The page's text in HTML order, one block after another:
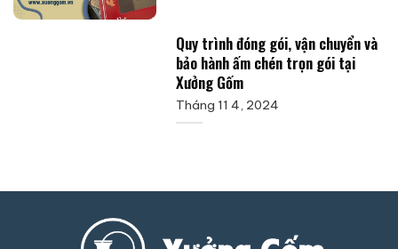
Quy trình đóng gói, vận chuyển và
bảo hành ấm chén trọn gói tại
Xưởng Gốm
Tháng 11 4, 2024